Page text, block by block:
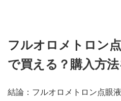
フルオロメトロン
で買える？購入方
結論：フルオロメトロン点眼